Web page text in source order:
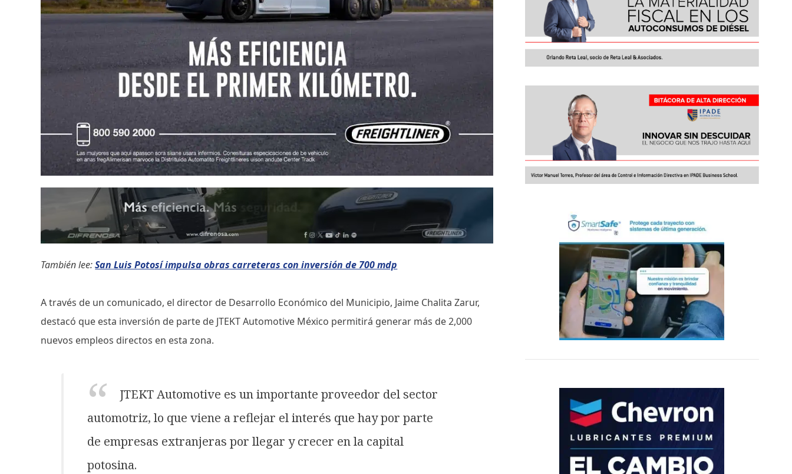
También lee:San Luis Potosí impulsa obras carreteras con inversión de 700 mdp
A través de un comunicado, el director de Desarrollo Económico del Municipio, Jaime Chalita Zarur,
destacó que esta inversión de parte de JTEKT Automotive México permitirá generar más de 2,000
nuevos empleos directos en esta zona.
JTEKT Automotive es un importante proveedor del sector
automotriz, lo que viene a reflejar el interés que hay por parte
de empresas extranjeras por llegar y crecer en la capital
potosina.